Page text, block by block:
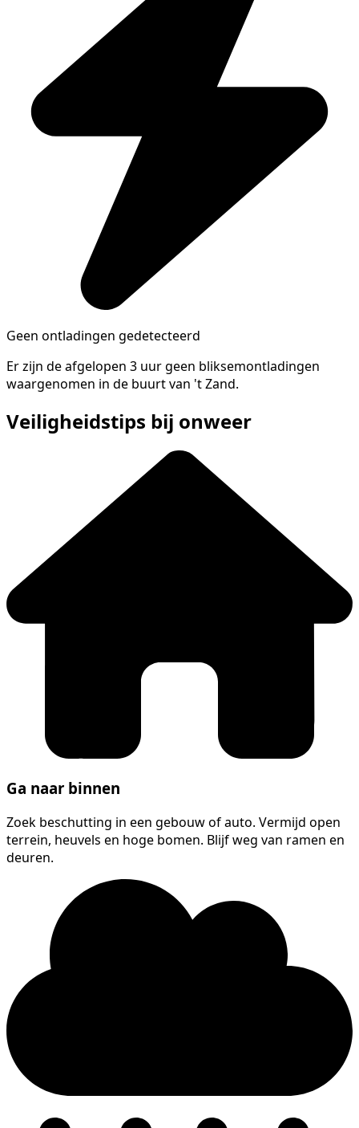
Geen ontladingen gedetecteerd
Er zijn de afgelopen 3 uur geen bliksemontladingen
waargenomen in de buurt van 't Zand.
Veiligheidstips bij onweer
Ga naar binnen
Zoek beschutting in een gebouw of auto. Vermijd open
terrein, heuvels en hoge bomen. Blijf weg van ramen en
deuren.